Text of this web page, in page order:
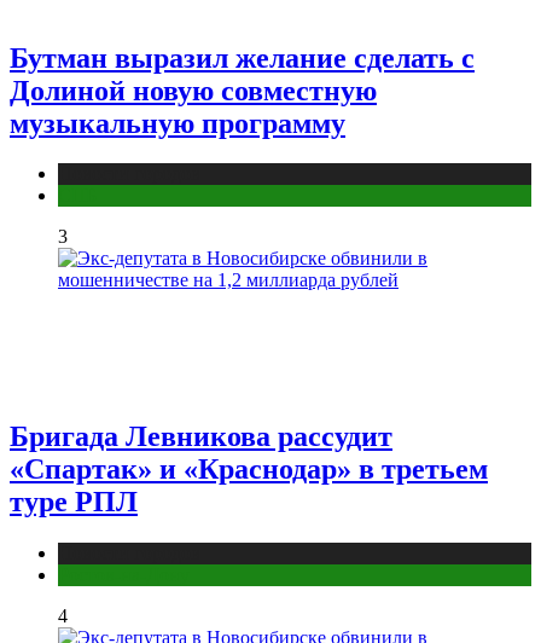
Бутман выразил желание сделать с
Долиной новую совместную
музыкальную программу
3
Бригада Левникова рассудит
«Спартак» и «Краснодар» в третьем
туре РПЛ
4